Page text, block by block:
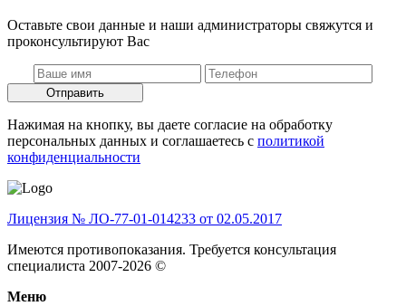
Оставьте свои данные и наши администраторы свяжутся и
проконсультируют Вас
Отправить
Нажимая на кнопку, вы даете согласие на обработку
персональных данных и соглашаетесь c политикой
конфиденциальности
Лицензия № ЛО-77-01-014233 от 02.05.2017
Имеются противопоказания. Требуется консультация
специалиста 2007-2026 ©
Меню